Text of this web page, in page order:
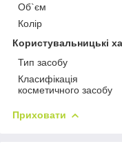
Об`єм
Колір
Користувальницькі
Тип засобу
Класифікація
косметичного засобу
Приховати